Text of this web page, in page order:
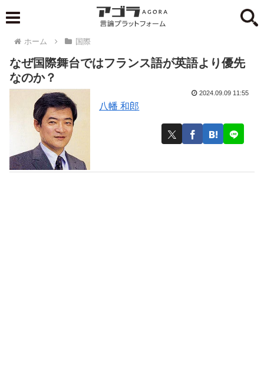
ホーム 国際
なぜ国際舞台ではフランス語が英語より優先
なのか？
八幡 和郎
2024.09.09 11:55